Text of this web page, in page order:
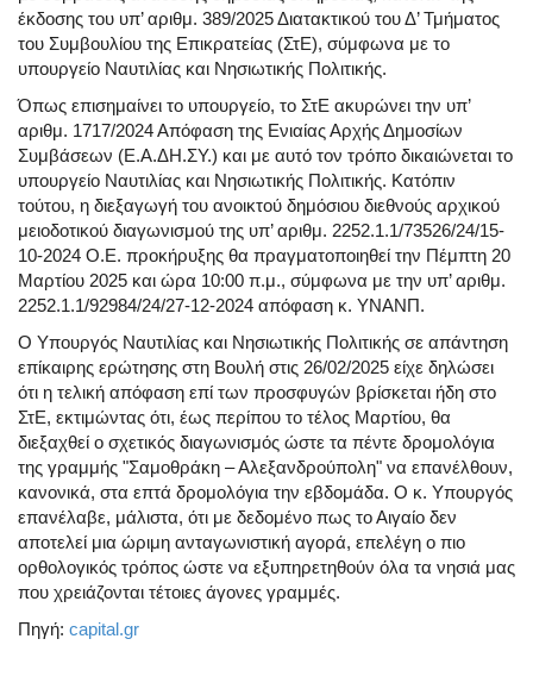
έκδοσης του υπ’ αριθμ. 389/2025 Διατακτικού του Δ’ Τμήματος
του Συμβουλίου της Επικρατείας (ΣτΕ), σύμφωνα με το
υπουργείο Ναυτιλίας και Νησιωτικής Πολιτικής.
Όπως επισημαίνει το υπουργείο, το ΣτΕ ακυρώνει την υπ’
αριθμ. 1717/2024 Απόφαση της Ενιαίας Αρχής Δημοσίων
Συμβάσεων (Ε.Α.ΔΗ.ΣΥ.) και με αυτό τον τρόπο δικαιώνεται το
υπουργείο Ναυτιλίας και Νησιωτικής Πολιτικής. Κατόπιν
τούτου, η διεξαγωγή του ανοικτού δημόσιου διεθνούς αρχικού
μειοδοτικού διαγωνισμού της υπ’ αριθμ. 2252.1.1/73526/24/15-
10-2024 Ο.Ε. προκήρυξης θα πραγματοποιηθεί την Πέμπτη 20
Μαρτίου 2025 και ώρα 10:00 π.μ., σύμφωνα με την υπ’ αριθμ.
2252.1.1/92984/24/27-12-2024 απόφαση κ. ΥΝΑΝΠ.
Ο Υπουργός Ναυτιλίας και Νησιωτικής Πολιτικής σε απάντηση
επίκαιρης ερώτησης στη Βουλή στις 26/02/2025 είχε δηλώσει
ότι η τελική απόφαση επί των προσφυγών βρίσκεται ήδη στο
ΣτΕ, εκτιμώντας ότι, έως περίπου το τέλος Μαρτίου, θα
διεξαχθεί ο σχετικός διαγωνισμός ώστε τα πέντε δρομολόγια
της γραμμής "Σαμοθράκη – Αλεξανδρούπολη" να επανέλθουν,
κανονικά, στα επτά δρομολόγια την εβδομάδα. Ο κ. Υπουργός
επανέλαβε, μάλιστα, ότι με δεδομένο πως το Αιγαίο δεν
αποτελεί μια ώριμη ανταγωνιστική αγορά, επελέγη ο πιο
ορθολογικός τρόπος ώστε να εξυπηρετηθούν όλα τα νησιά μας
που χρειάζονται τέτοιες άγονες γραμμές.
Πηγή: capital.gr